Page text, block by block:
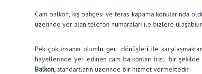
Cam balkon, kış bahçesi ve teras kapama konularında
üzerinde yer alan telefon numaraları ile bizlere
Pek çok insanın olumlu geri dönüşleri ile
hayellerinde yer edinen cam balkonları hızlı bir
Balkon,standartların üzerinde bir hizmet vermektedir.